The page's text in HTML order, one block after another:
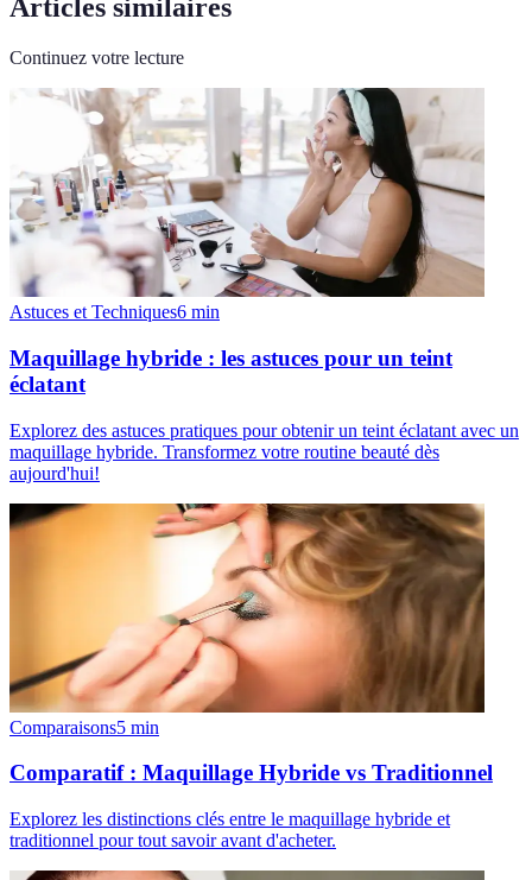
Articles similaires
Continuez votre lecture
Astuces et Techniques6 min
Maquillage hybride : les astuces pour un teint
éclatant
Explorez des astuces pratiques pour obtenir un teint éclatant avec un
maquillage hybride. Transformez votre routine beauté dès
aujourd'hui!
Comparaisons5 min
Comparatif : Maquillage Hybride vs Traditionnel
Explorez les distinctions clés entre le maquillage hybride et
traditionnel pour tout savoir avant d'acheter.